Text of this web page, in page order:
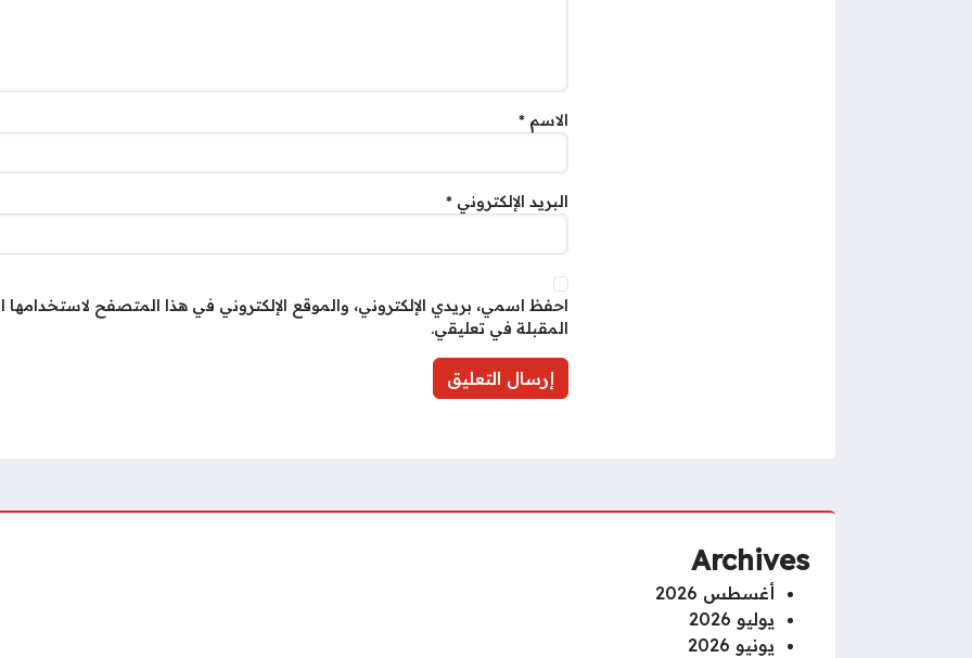
الاسم *
البريد الإلكتروني *
احفظ اسمي، بريدي الإلكتروني، والموقع الإلكتروني في هذا المتصفح لاستخدامها
المقبلة في تعليقي.
Archives
أغسطس 2026
يوليو 2026
يونيو 2026